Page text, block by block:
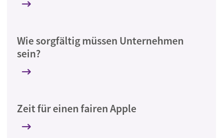
Wie sorgfältig müssen Unternehmen
sein?
Zeit für einen fairen Apple